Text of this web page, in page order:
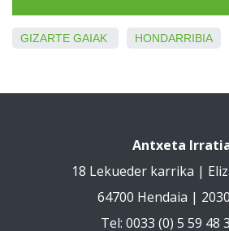
GIZARTE GAIAK HONDARRIBIA
Antxeta
18 Lekueder karrika |
64700 Hendaia |
Tel: 0033 (0) 5 59 48